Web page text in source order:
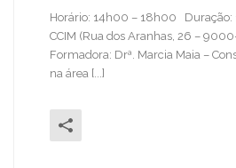
Horário: 14h00 – 18h00 Duração:
CCIM (Rua dos Aranhas, 26 –
Formadora: Drª. Marcia Maia –
na área [...]